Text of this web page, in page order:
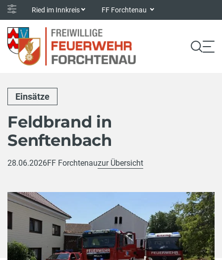
Ried im Innkreis FF Forchtenau
Einsätze
Feldbrand in
Senftenbach
28.06.2026FF Forchtenauzur Übersicht